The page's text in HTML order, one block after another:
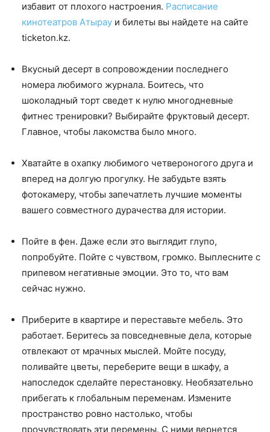
избавит от плохого настроения. Расписание
кинотеатров Атырау и билеты вы найдете на сайте
ticketon.kz.
Вкусный десерт в сопровождении последнего
номера любимого журнала. Боитесь, что
шоколадный торт сведет к нулю многодневные
фитнес тренировки? Выбирайте фруктовый десерт.
Главное, чтобы лакомства было много.
Хватайте в охапку любимого четвероногого друга и
вперед на долгую прогулку. Не забудьте взять
фотокамеру, чтобы запечатлеть лучшие моменты
вашего совместного дурачества для истории.
Пойте в фен. Даже если это выглядит глупо,
попробуйте. Пойте с чувством, громко. Выплесните с
припевом негативные эмоции. Это то, что вам
сейчас нужно.
Приберите в квартире и переставьте мебель. Это
работает. Беритесь за повседневные дела, которые
отвлекают от мрачных мыслей. Мойте посуду,
поливайте цветы, переберите вещи в шкафу, а
напоследок сделайте перестановку. Необязательно
прибегать к глобальным переменам. Измените
пространство ровно настолько, чтобы
прочувствовать эти перемены. С ними вернется